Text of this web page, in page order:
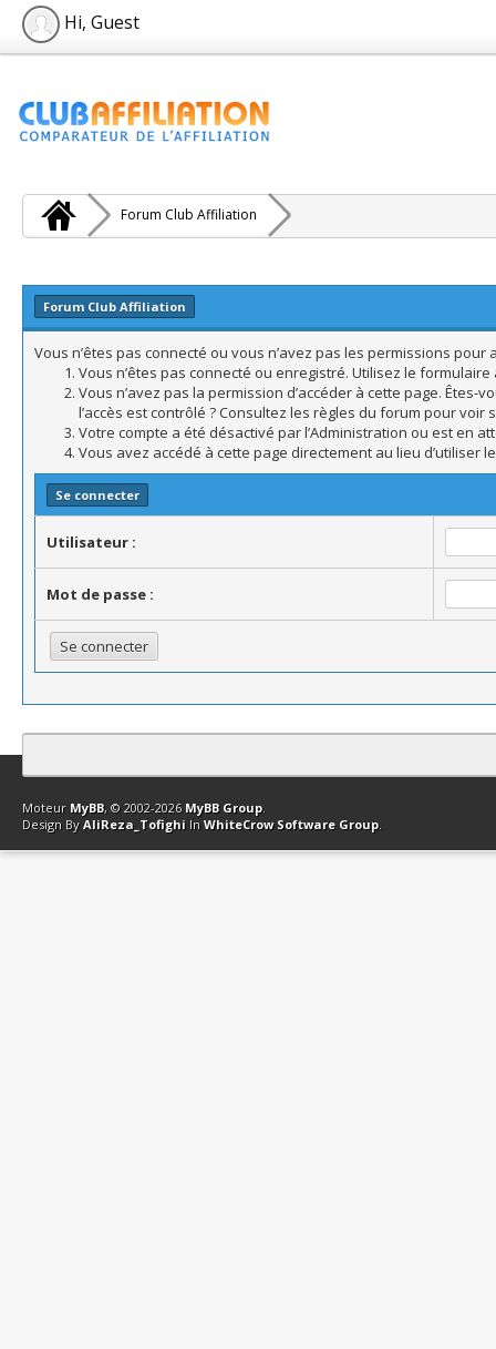
Hi, Guest
Forum Club Affiliation
Forum Club Affiliation
Vous n’êtes pas connecté ou vous n’avez pas les permissions
Vous n’êtes pas connecté ou enregistré. Utilisez le
Vous n’avez pas la permission d’accéder à cette page. Êtes-
l’accès est contrôlé ? Consultez les règles du forum pour
Votre compte a été désactivé par l’Administration ou est en
Vous avez accédé à cette page directement au lieu d’utiliser
Se connecter
Utilisateur :
Mot de passe :
Contact Club Affiliation Retourner en haut Version bas-débit
Moteur MyBB, © 2002-2026 MyBB Group.
Design By AliReza_Tofighi In WhiteCrow Software Group.